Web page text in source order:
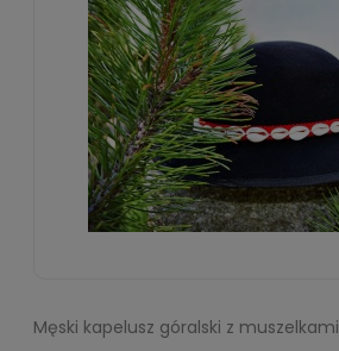
Męski kapelusz góralski z muszelkami